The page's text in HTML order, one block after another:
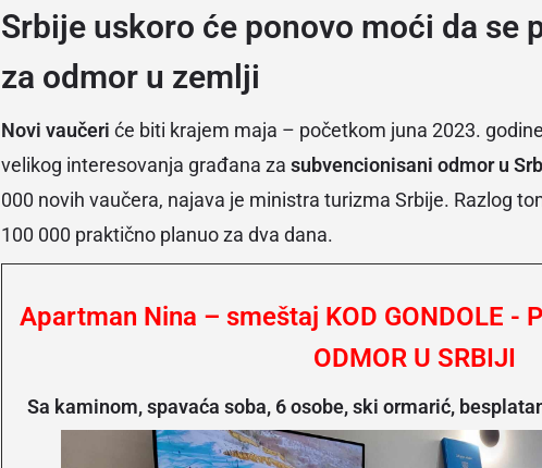
Srbije uskoro će ponovo moći da se
za odmor u zemlji
Novi vaučeri će biti krajem maja – početkom juna 2023.
velikog interesovanja građana za subvencionisani odmor u
000 novih vaučera, najava je ministra turizma Srbije. Razlog
100 000 praktično planuo za dva dana.
Apartman Nina – smeštaj KOD GONDOLE -
ODMOR U SRBIJI
Sa kaminom, spavaća soba, 6 osobe, ski ormarić,